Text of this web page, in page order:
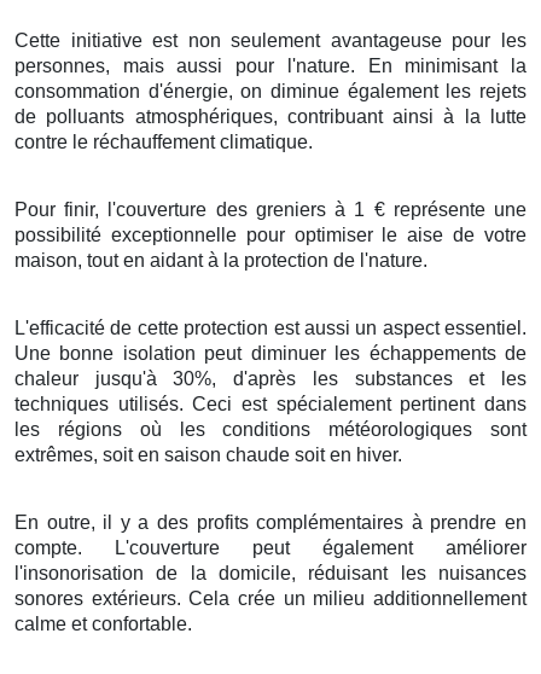
Cette initiativeest non seulement avantageusepour les
personnes, mais aussi pour l'nature. En minimisantla
consommation d'énergie, ondiminue également les rejets
de polluants atmosphériques, contribuant ainsi à la
lutte
contre le réchauffement climatique.
Pour finir, l'couverture des greniersà 1 €représente une
possibilité exceptionnellepour optimiserleaise de votre
maison, tout en aidantà la protection de l'nature.
L'efficacité de cette protection estaussi un aspect essentiel .
Une bonne isolation peut diminuerles échappementsde
chaleur jusqu'à30%,d'après les substanceset les
techniques utilisés. Ceci est spécialement pertinentdans
les régionsoù lesconditions météorologiques sont
extrêmes, soit en saison chaude soit en hiver.
En outre, il y a des profits complémentaires à prendre en
compte. L'couverture peut également
améliorer
l'insonorisation de la domicile, réduisantles nuisances
sonores extérieurs. Celacrée un milieu additionnellement
calme etconfortable.